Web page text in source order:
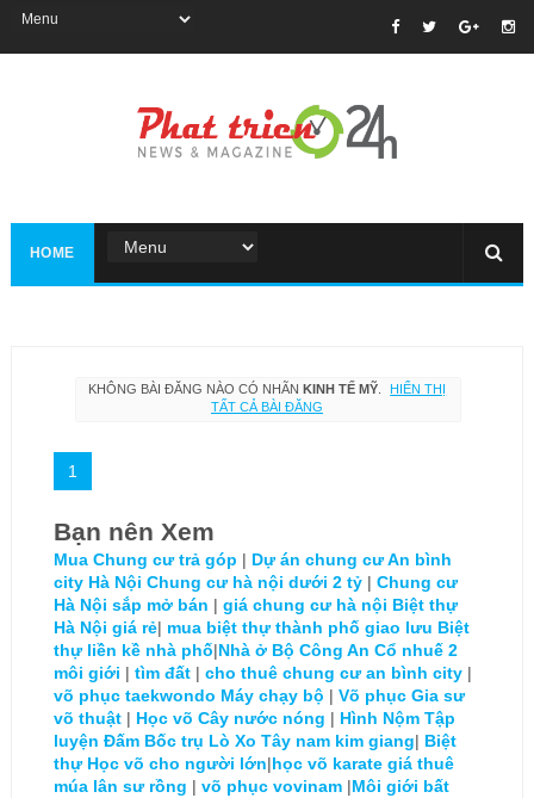
HOME
KHÔNG BÀI ĐĂNG NÀO CÓ NHÃN KINH TẾ MỸ.
HIỂN THỊ
TẤT CẢ BÀI ĐĂNG
1
Bạn nên Xem
Mua Chung cư trả góp | Dự án chung cư An bình
city Hà Nội Chung cư hà nội dưới 2 tỷ| Chung cư
Hà Nội sắp mở bán | giá chung cư hà nội Biệt thự
Hà Nội giá rẻ| mua biệt thự thành phố giao lưu Biệt
thự liền kề nhà phố|Nhà ở Bộ Công An Cổ nhuế 2
môi giới | tìm đất | cho thuê chung cư an bình city|
võ phục taekwondo Máy chạy bộ | Võ phục Gia sư
võ thuật| Học võ Cây nước nóng | Hình Nộm Tập
luyện Đấm Bốc trụ Lò Xo Tây nam kim giang| Biệt
thự Học võ cho người lớn|học võ karate giá thuê
múa lân sư rồng | võ phục vovinam |Môi giới bất